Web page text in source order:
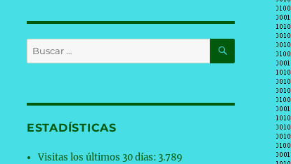
Buscar
por:
BUSCAR
ESTADÍSTICAS
Visitas los últimos 30 días: 3.789